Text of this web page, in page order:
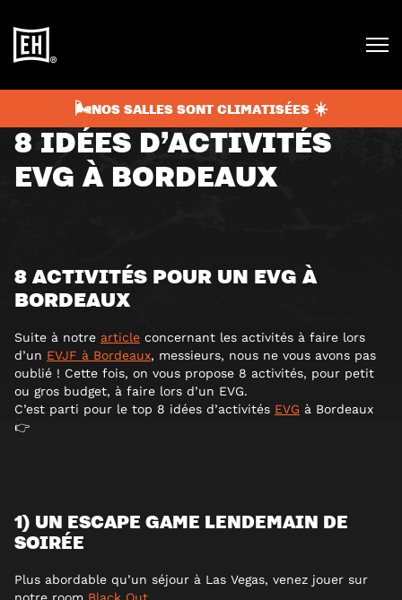
🌬️NOS SALLES SONT CLIMATISÉES ☀️
8 IDÉES D’ACTIVITÉS
EVG À BORDEAUX
8 ACTIVITÉS POUR UN EVG À
BORDEAUX
Suite à notre article concernant les activités à faire lors
d’un EVJF à Bordeaux, messieurs, nous ne vous avons pas
oublié ! Cette fois, on vous propose 8 activités, pour petit
ou gros budget, à faire lors d’un EVG.
C’est parti pour le top 8 idées d’activités EVG à Bordeaux
👉
1) UN ESCAPE GAME LENDEMAIN DE
SOIRÉE
Plus abordable qu’un séjour à Las Vegas, venez jouer sur